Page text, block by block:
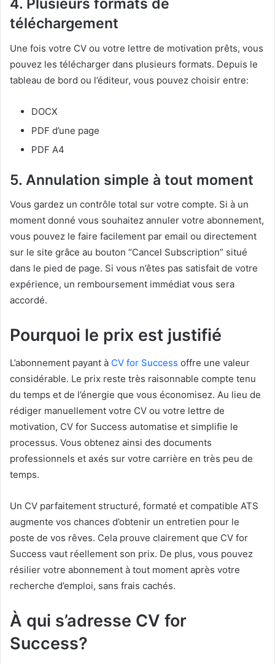
4. Plusieurs formats de
téléchargement
Une fois votre CV ou votre lettre de motivation prêts, vous
pouvez les télécharger dans plusieurs formats. Depuis le
tableau de bord ou l’éditeur, vous pouvez choisir entre:
DOCX
PDF d’une page
PDF A4
5. Annulation simple à tout moment
Vous gardez un contrôle total sur votre compte. Si à un
moment donné vous souhaitez annuler votre abonnement,
vous pouvez le faire facilement par email ou directement
sur le site grâce au bouton “Cancel Subscription” situé
dans le pied de page. Si vous n’êtes pas satisfait de votre
expérience, un remboursement immédiat vous sera
accordé.
Pourquoi le prix est justifié
L’abonnement payant à CV for Success offre une valeur
considérable. Le prix reste très raisonnable compte tenu
du temps et de l’énergie que vous économisez. Au lieu de
rédiger manuellement votre CV ou votre lettre de
motivation, CV for Success automatise et simplifie le
processus. Vous obtenez ainsi des documents
professionnels et axés sur votre carrière en très peu de
temps.
Un CV parfaitement structuré, formaté et compatible ATS
augmente vos chances d’obtenir un entretien pour le
poste de vos rêves. Cela prouve clairement que CV for
Success vaut réellement son prix. De plus, vous pouvez
résilier votre abonnement à tout moment après votre
recherche d’emploi, sans frais cachés.
À qui s’adresse CV for
Success?